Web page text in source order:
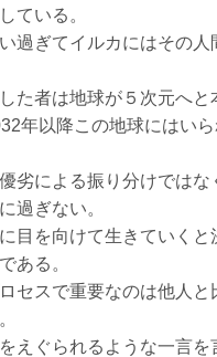
ている。
過ぎてイルカにはその人
た者は地球が５次元へと
年以降この地球にはい
劣による振り分けではな
過ぎない。
目を向けて生きていくと
ある。
セスで重要なのは他人と
えぐられるような一言を